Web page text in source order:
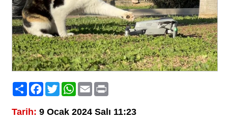
PaylaşFacebook
TwitterWhatsApp
EmailPrint
Tarih: 9 Ocak 2024 Salı 11:23